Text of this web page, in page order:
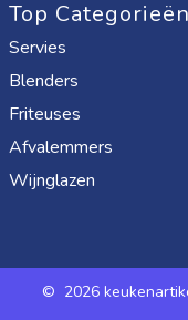
Top Categorieën
Servies
Blenders
Friteuses
Afvalemmers
Wijnglazen
© 2026